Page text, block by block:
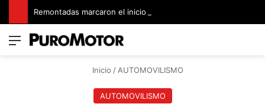
Menú
Inicio / AUTOMOVILISMO
AUTOMOVILISMO